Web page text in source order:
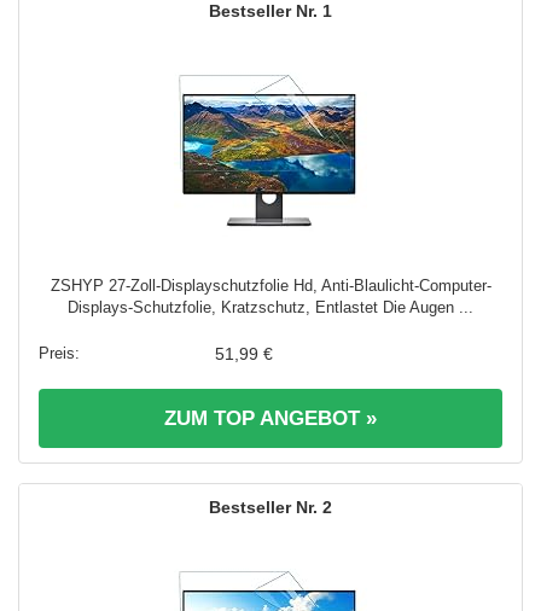
1
ZSHYP 27-Zoll-Displayschutzfolie Hd, Anti-Blaulicht-Computer-
Displays-Schutzfolie, Kratzschutz, Entlastet Die Augen ...
51,99 €
ZUM TOP ANGEBOT »
2